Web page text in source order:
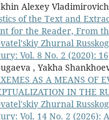
Alexey
of the Text and
for the Reader, From
Zhurnal
Vol. 8 No. 2 (2020): 16
, Yakha
AS A MEANS OF
IN THE
Zhurnal
Vol. 14 No. 2 (2026):